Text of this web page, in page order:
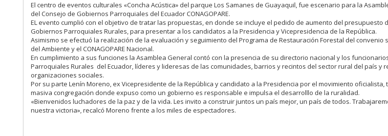
El centro de eventos culturales «Concha Acústica» del parque Los Samanes de Guayaquil, fue escenario para la
del Consejo de Gobiernos Parroquiales del Ecuador CONAGOPARE.
EL evento cumplió con el objetivo de tratar las propuestas, en donde se incluye el pedido de aumento del presupuesto
Gobiernos Parroquiales Rurales, para presentar a los candidatos a la Presidencia y Vicepresidencia de la República.
Asimismo se efectuó la realización de la evaluación y seguimiento del Programa de Restauración Forestal del convenio
del Ambiente y el CONAGOPARE Nacional.
En cumplimiento a sus funciones la Asamblea General contó con la presencia de su directorio nacional y los
Parroquiales Rurales del Ecuador, líderes y lideresas de las comunidades, barrios y recintos del sector rural del país y
organizaciones sociales.
Por su parte Lenín Moreno, ex Vicepresidente de la República y candidato a la Presidencia por el movimiento
masiva congregación donde expuso como un gobierno es responsable e impulsa el desarrolllo de la ruralidad.
«Bienvenidos luchadores de la paz y de la vida. Les invito a construir juntos un país mejor, un país de todos.
nuestra victoria», recalcó Moreno frente a los miles de espectadores.